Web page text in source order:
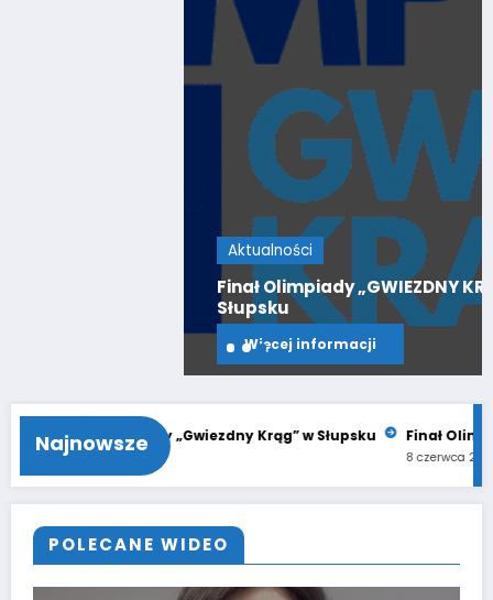
Finał Olimpiady „GWIEZDNY KRĄG” po raz 21. w
Najnowsze
„Gwiezdny Krąg” w Słupsku Finał Olimpiady „GWIEZDNY
POLECANE WIDEO